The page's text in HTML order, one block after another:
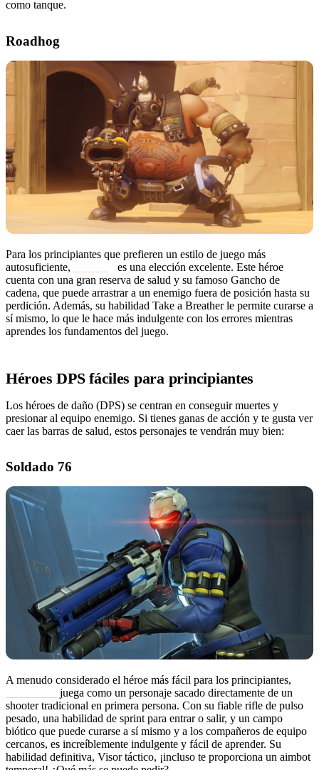
como tanque.
Roadhog
Para los principiantes que prefieren un estilo de juego más
autosuficiente,
es una elección excelente. Este héroe
cuenta con una gran reserva de salud y su famoso Gancho de
cadena, que puede arrastrar a un enemigo fuera de posición hasta su
perdición. Además, su habilidad Take a Breather le permite curarse a
sí mismo, lo que le hace más indulgente con los errores mientras
aprendes los fundamentos del juego.
Héroes DPS fáciles para principiantes
Los héroes de daño (DPS) se centran en conseguir muertes y
presionar al equipo enemigo. Si tienes ganas de acción y te gusta ver
caer las barras de salud, estos personajes te vendrán muy bien:
Soldado 76
A menudo considerado el héroe más fácil para los principiantes,
juega como un personaje sacado directamente de un
shooter tradicional en primera persona. Con su fiable rifle de pulso
pesado, una habilidad de sprint para entrar o salir, y un campo
biótico que puede curarse a sí mismo y a los compañeros de equipo
cercanos, es increíblemente indulgente y fácil de aprender. Su
habilidad definitiva, Visor táctico, ¡incluso te proporciona un aimbot